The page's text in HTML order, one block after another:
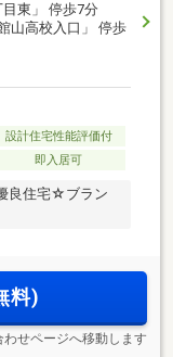
東」 停歩7分
山高校入口」 停歩
設計住宅性能評価付
即入居可
良住宅☆ブラン
料)
わせページへ移動します